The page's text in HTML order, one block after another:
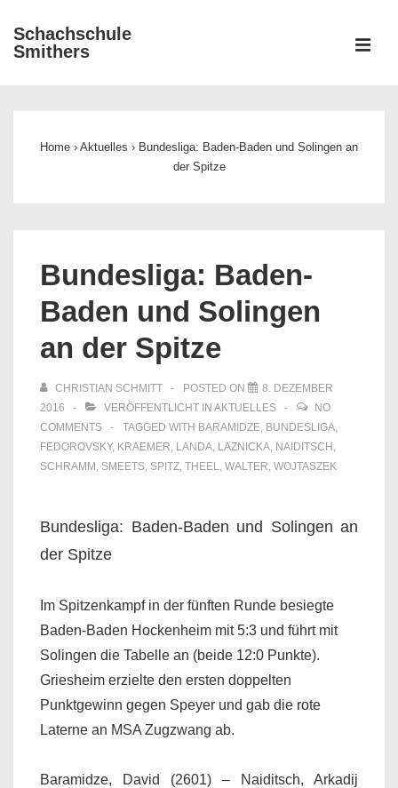
Zum
Inhalt
Schachschule
Smithers
Home › Aktuelles › Bundesliga: Baden-Baden und Solingen an
der Spitze
Bundesliga: Baden-
Baden und Solingen
an der Spitze
CHRISTIAN SCHMITT POSTED ON
8. DEZEMBER
2016
VERÖFFENTLICHT IN AKTUELLES
NO
COMMENTS
TAGGED WITH BARAMIDZE, BUNDESLIGA,
FEDOROVSKY, KRAEMER, LANDA, LAZNICKA, NAIDITSCH ,
SCHRAMM , SMEETS, SPITZ, THEEL, WALTER, WOJTASZEK
Bundesliga: Baden-Baden und Solingen an
der Spitze
Im Spitzenkampf in der fünften Runde besiegte
Baden-Baden Hockenheim mit 5:3 und führt mit
Solingen die Tabelle an (beide 12:0 Punkte).
Griesheim erzielte den ersten doppelten
Punktgewinn gegen Speyer und gab die rote
Laterne an MSA Zugzwang ab.
Baramidze, David (2601) – Naiditsch, Arkadij